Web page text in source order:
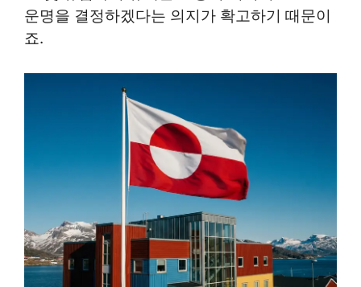
운명을 결정하겠다는 의지가 확고하기 때문이
죠.